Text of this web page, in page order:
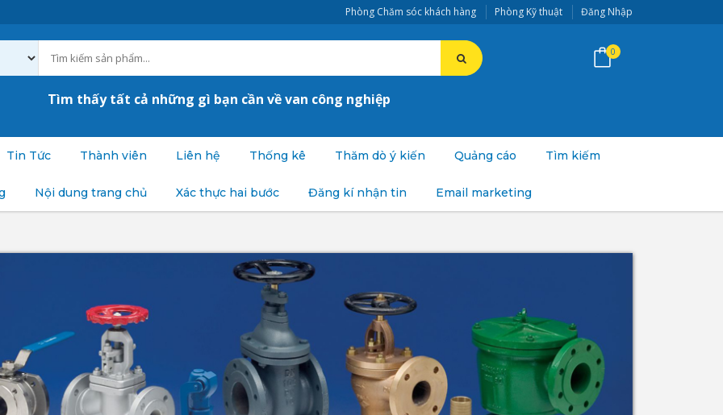
Phòng Chăm sóc khách hàng Phòng Kỹ thuật Đăng Nhập
Tìm thấy tất cả những gì bạn cần về van công nghiệp
0
Tin Tức Thành viên Liên hệ Thống kê Thăm dò ý kiến Quảng cáo Tìm kiếm
Nội dung trang chủ Xác thực hai bước Đăng kí nhận tin Email marketing